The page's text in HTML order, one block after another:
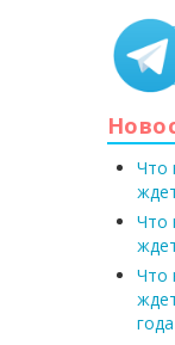
Что
Что
Что
года